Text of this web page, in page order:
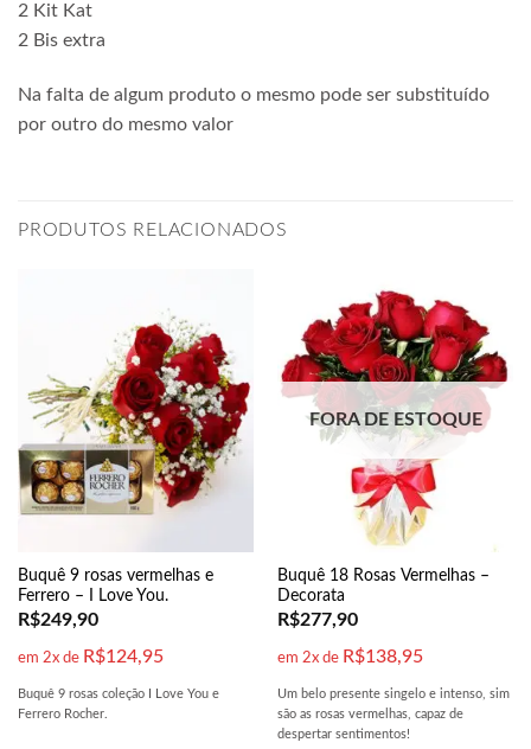
2 Kit Kat
2 Bis extra
Na falta de algum produto o mesmo pode ser substituído
por outro do mesmo valor
PRODUTOS RELACIONADOS
Buquê 9 rosas vermelhas e
Ferrero – I Love You.
R$249,90
em 2x de R$124,95
Buquê 9 rosas coleção I Love You e
Ferrero Rocher.
FORA DE ESTOQUE
Buquê 18 Rosas Vermelhas –
Decorata
R$277,90
em 2x de R$138,95
Um belo presente singelo e intenso, sim
são as rosas vermelhas, capaz de
despertar sentimentos!